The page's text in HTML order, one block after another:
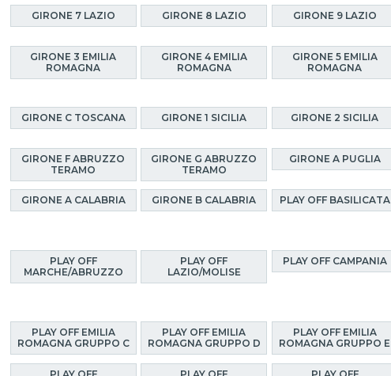
GIRONE 7 LAZIO GIRONE 8 LAZIO GIRONE 9 LAZIO
GIRONE 3 EMILIA
ROMAGNA
GIRONE 4 EMILIA
ROMAGNA
GIRONE 5 EMILIA
ROMAGNA
GIRONE C TOSCANA GIRONE 1 SICILIA GIRONE 2 SICILIA
GIRONE F ABRUZZO
TERAMO
GIRONE G ABRUZZO
TERAMO
GIRONE A PUGLIA
GIRONE A CALABRIA GIRONE B CALABRIA PLAY OFF BASILICATA
PLAY OFF
MARCHE/ABRUZZO
PLAY OFF
LAZIO/MOLISE
PLAY OFF CAMPANIA
PLAY OFF EMILIA
ROMAGNA GRUPPO C
PLAY OFF EMILIA
ROMAGNA GRUPPO D
PLAY OFF EMILIA
ROMAGNA GRUPPO E